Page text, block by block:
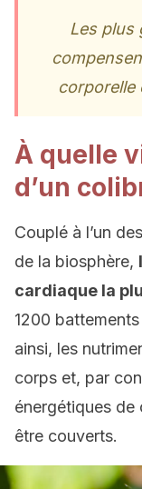
Les plus
corporelle
À quelle
d’un
Couplé à l’un
de la biosphère,
cardiaque la
1200 battements
ainsi, les
corps et, par
énergétiques de
être couverts.